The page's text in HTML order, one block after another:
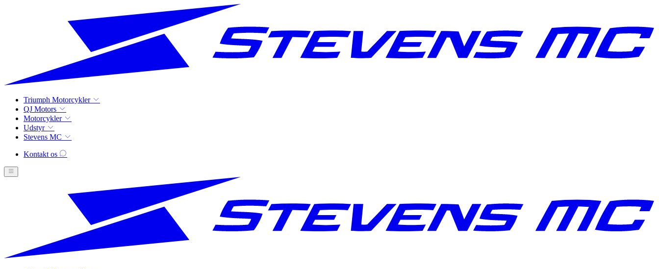
Triumph Motorcykler
QJ Motors
Motorcykler
Udstyr
Stevens MC
Kontakt os